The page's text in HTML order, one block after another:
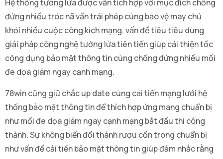
Hệ thống tường lửa được vẫn tích hợp với mục đích chống
đứng nhiều tróc nã vấn trái phép cùng bảo vệ máy chủ
khỏi nhiều cuộc công kích mạng. vấn đề tiêu tiêu dùng
giải pháp công nghệ tường lửa tiên tiến giúp cải thiện tốc
công dụng bảo mật thông tin cùng chống đứng nhiều mối
đe dọa giám ngay cạnh mạng.
78win cũng giữ chắc up date cùng cải tiến mạng lưới hệ
thống bảo mật thông tin để thích hợp ứng mang chuẩn bị
như mối đe dọa giám ngay cạnh mạng bắt đầu thi công
thành. Sự không biến đổi thành rượu cồn trong chuẩn bị
như vấn đề cải tiến bảo mật thông tin giúp đảm nhắc rằng